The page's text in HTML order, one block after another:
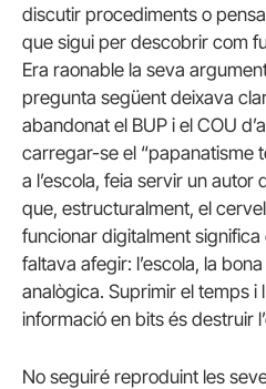
discutir procediments o
que sigui per descobrir com
Era raonable la seva
pregunta següent deixava
abandonat el BUP i el COU
carregar-se el “papanatisme
a l’escola, feia servir un autor
que, estructuralment, el
funcionar digitalment
faltava afegir: l’escola, la
analògica. Suprimir el temps i
informació en bits és destruir
No seguiré reproduint les